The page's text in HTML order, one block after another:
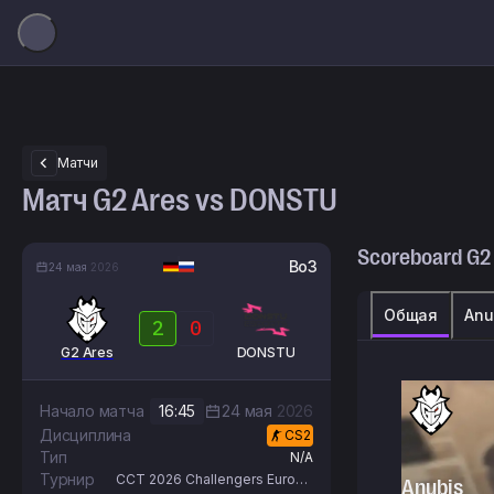
Матчи
Матч G2 Ares vs DONSTU
24 мая 2026 Bo3
G2 Ares
2 0
DONSTU
Начало матча 16:45 24 мая 2026
Дисциплина
CS2
Тип N/A
Турнир
CCT 2026 Challengers Europe
Scoreboard
Общая
Anubis